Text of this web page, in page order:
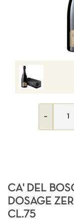
CA' DEL
DOSAGE
CL.75